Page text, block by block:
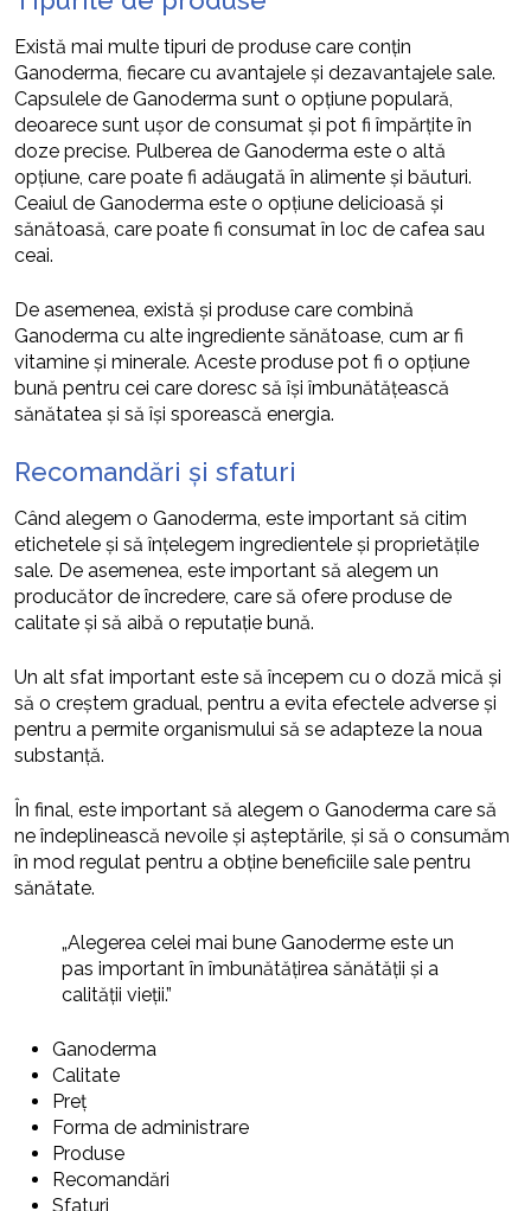
Există mai multe tipuri de produse care conțin
Ganoderma, fiecare cu avantajele și dezavantajele sale.
Capsulele de Ganoderma sunt o opțiune populară,
deoarece sunt ușor de consumat și pot fi împărțite în
doze precise. Pulberea de Ganoderma este o altă
opțiune, care poate fi adăugată în alimente și băuturi.
Ceaiul de Ganoderma este o opțiune delicioasă și
sănătoasă, care poate fi consumat în loc de cafea sau
ceai.
De asemenea, există și produse care combină
Ganoderma cu alte ingrediente sănătoase, cum ar fi
vitamine și minerale. Aceste produse pot fi o opțiune
bună pentru cei care doresc să își îmbunătățească
sănătatea și să își sporească energia.
Recomandări și sfaturi
Când alegem o Ganoderma, este important să citim
etichetele și să înțelegem ingredientele și proprietățile
sale. De asemenea, este important să alegem un
producător de încredere, care să ofere produse de
calitate și să aibă o reputație bună.
Un alt sfat important este să începem cu o doză mică și
să o creștem gradual, pentru a evita efectele adverse și
pentru a permite organismului să se adapteze la noua
substanță.
În final, este important să alegem o Ganoderma care să
ne îndeplinească nevoile și așteptările, și să o consumăm
în mod regulat pentru a obține beneficiile sale pentru
sănătate.
„Alegerea celei mai bune Ganoderme este un
pas important în îmbunătățirea sănătății și a
calității vieții.”
Ganoderma
Calitate
Preț
Forma de administrare
Produse
Recomandări
Sfaturi